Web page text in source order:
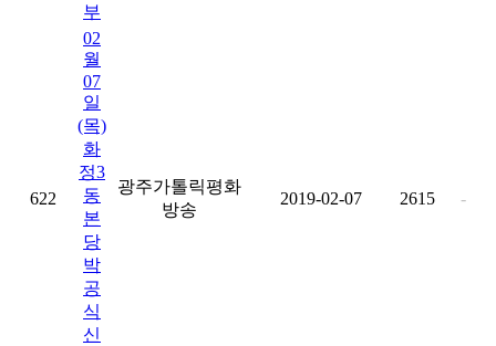
부
622
02
월
07
일
(목)
화
정3
동
본
당
박
공
식
신
광주가톨릭평화
방송
2019-02-07 2615 -